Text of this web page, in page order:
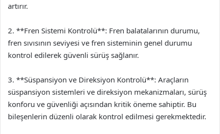
artırır.
2. **Fren Sistemi Kontrolü**: Fren balatalarının durumu,
fren sıvısının seviyesi ve fren sisteminin genel durumu
kontrol edilerek güvenli sürüş sağlanır.
3. **Süspansiyon ve Direksiyon Kontrolü**: Araçların
süspansiyon sistemleri ve direksiyon mekanizmaları, sürüş
konforu ve güvenliği açısından kritik öneme sahiptir. Bu
bileşenlerin düzenli olarak kontrol edilmesi gerekmektedir.